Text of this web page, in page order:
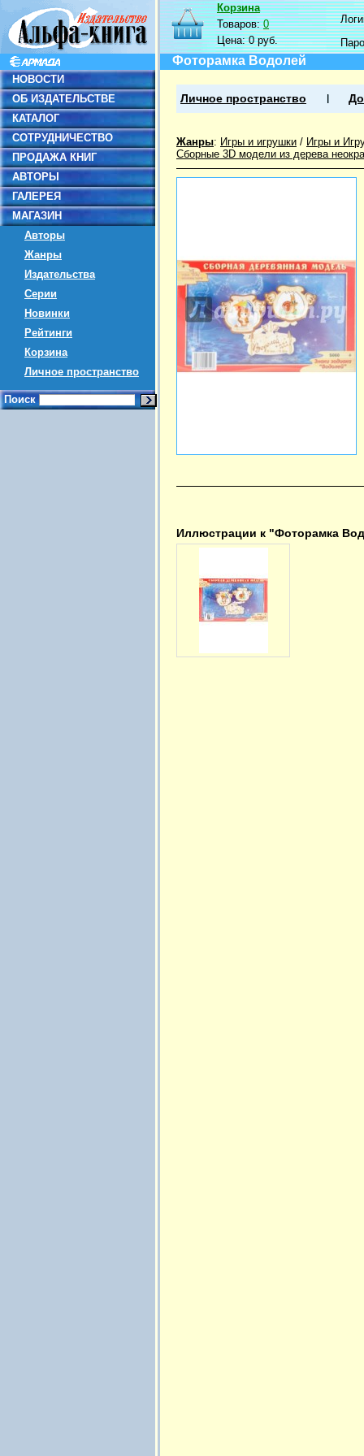
НОВОСТИ
ОБ ИЗДАТЕЛЬСТВЕ
КАТАЛОГ
СОТРУДНИЧЕСТВО
ПРОДАЖА КНИГ
АВТОРЫ
ГАЛЕРЕЯ
МАГАЗИН
Авторы
Жанры
Издательства
Серии
Новинки
Рейтинги
Корзина
Личное пространство
Поиск
Корзина
Товаров:0
Цена:0 руб.
Фоторамка Водолей
Личное пространство
Жанры: Игры и игрушки / Игры и
Сборные 3D модели из дерева
Иллюстрации к "Фоторамка